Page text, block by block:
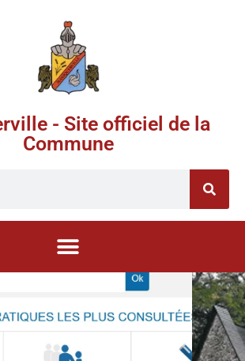
- Site officiel de la
Commune